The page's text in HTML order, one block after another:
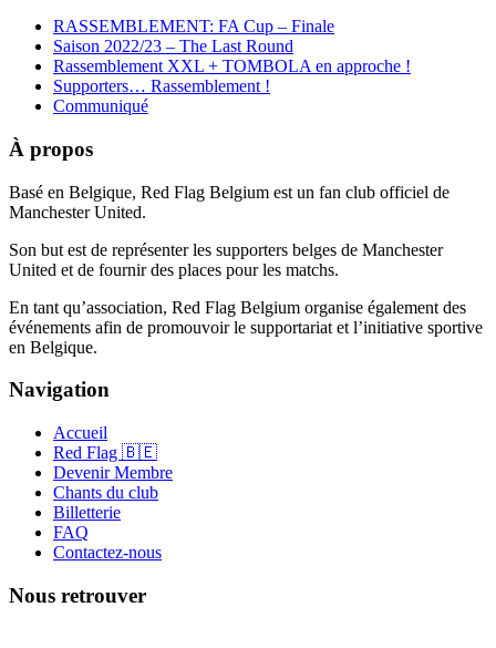
RASSEMBLEMENT: FA Cup – Finale
Saison 2022/23 – The Last Round
Rassemblement XXL + TOMBOLA en approche !
Supporters… Rassemblement !
Communiqué
À propos
Basé en Belgique, Red Flag Belgium est un fan club officiel de
Manchester United.
Son but est de représenter les supporters belges de Manchester
United et de fournir des places pour les matchs.
En tant qu’association, Red Flag Belgium organise également des
événements afin de promouvoir le supportariat et l’initiative sportive
en Belgique.
Navigation
Accueil
Red Flag 🇧🇪
Devenir Membre
Chants du club
Billetterie
FAQ
Contactez-nous
Nous retrouver